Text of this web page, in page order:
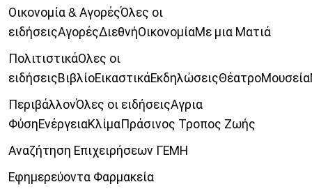
Οικονομία & ΑγορέςΌλες οι
ειδήσειςΑγορέςΔιεθνήΟικονομίαΜε μια Ματιά
ΠολιτιστικάΟλες οι
ΠεριβάλλονΌλες οι ειδήσειςΑγρια
ΦύσηΕνέργειαΚλίμαΠράσινος Τροπος Ζωής
Αναζήτηση Επιχειρήσεων ΓΕΜΗ
Εφημερεύοντα Φαρμακεία